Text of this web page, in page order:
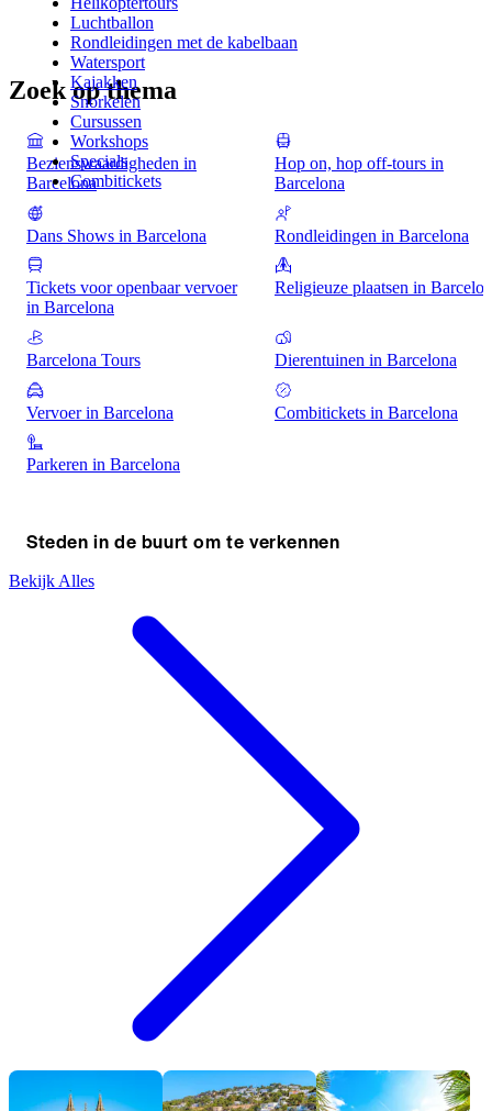
Luchtballon
Rondleidingen met de kabelbaan
Watersport
Kajakken
Snorkelen
Cursussen
Workshops
Specials
Combitickets
Zoek op thema
Bezienswaardigheden in
Barcelona
Hop on, hop off-tours in
Barcelona
Dans Shows in Barcelona Rondleidingen in Barcelona
Tickets voor openbaar vervoer
in Barcelona
Religieuze plaatsen in
Barcelona Tours Dierentuinen in Barcelona
Vervoer in Barcelona Combitickets in Barcelona
Parkeren in Barcelona
Steden in de buurt om te verkennen
Bekijk Alles